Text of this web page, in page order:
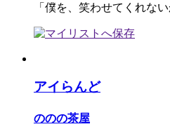
「僕を、笑わせてくれない
アイらんど
ののの茶屋